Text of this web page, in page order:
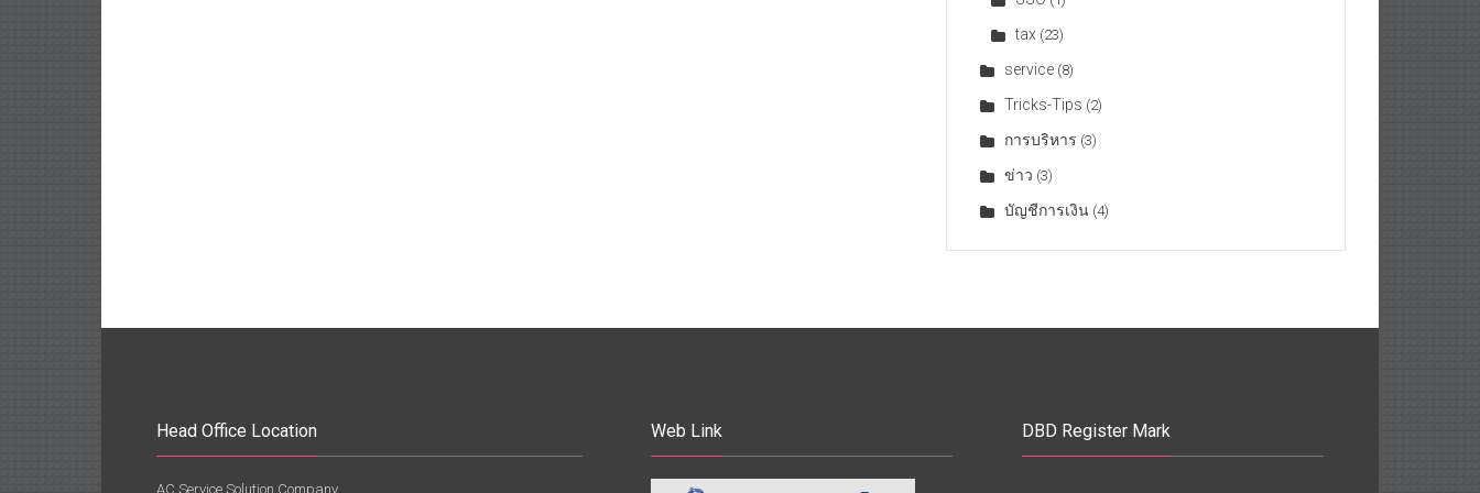
tax (23)
service (8)
Tricks-Tips (2)
การบริหาร (3)
ข่าว (3)
บัญชีการเงิน (4)
Head Office Location
AC Service Solution Company
Web Link DBD Register Mark